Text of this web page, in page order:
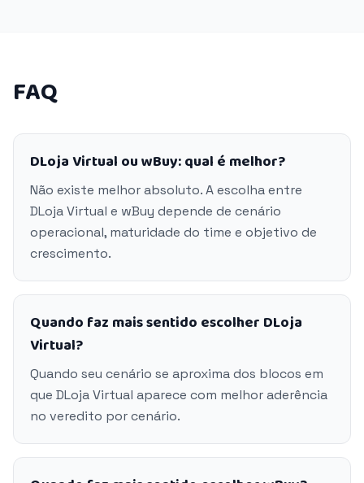
FAQ
DLoja Virtual ou wBuy: qual é melhor?
Não existe melhor absoluto. A escolha entre
DLoja Virtual e wBuy depende de cenário
operacional, maturidade do time e objetivo de
crescimento.
Quando faz mais sentido escolher DLoja
Virtual?
Quando seu cenário se aproxima dos blocos em
que DLoja Virtual aparece com melhor aderência
no veredito por cenário.